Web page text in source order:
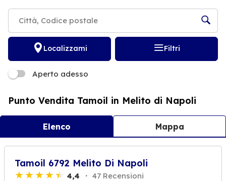
Localizzami Filtri
Aperto adesso
Punto Vendita Tamoil in Melito di Napoli
Elenco Mappa
Tamoil 6792 Melito Di Napoli
4,4 47 Recensioni